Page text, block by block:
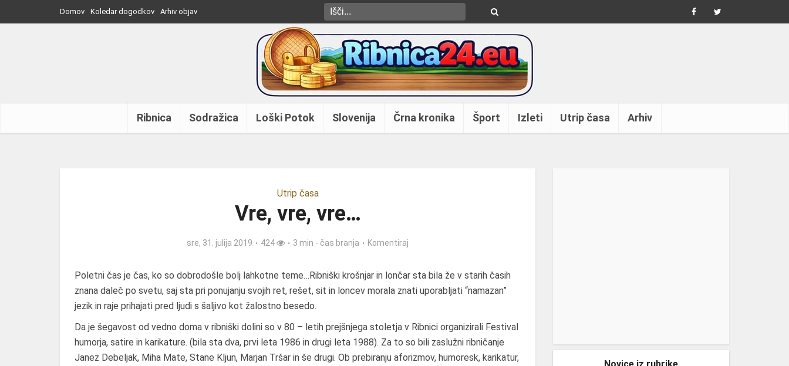
Domov Koledar dogodkov Arhiv objav
Ribnica Sodražica Loški Potok Slovenija Črna kronika Šport Izleti Utrip časa Arhiv
Utrip časa
Vre, vre, vre…
sre, 31. julija 2019 424 3 min - čas branja Komentiraj
Poletni čas je čas, ko so dobrodošle bolj lahkotne teme…Ribniški krošnjar in lončar sta bila že v starih časih
znana daleč po svetu, saj sta pri ponujanju svojih ret, rešet, sit in loncev morala znati uporabljati “namazan”
jezik in raje prihajati pred ljudi s šaljivo kot žalostno besedo.
Da je šegavost od vedno doma v ribniški dolini so v 80 – letih prejšnjega stoletja v Ribnici organizirali Festival
humorja, satire in karikature. (bila sta dva, prvi leta 1986 in drugi leta 1988). Za to so bili zaslužni ribničanje
Janez Debeljak, Miha Mate, Stane Kljun, Marjan Tršar in še drugi. Ob prebiranju aforizmov, humoresk, karikatur,